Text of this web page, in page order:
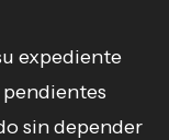
expediente
pendientes
sin depender